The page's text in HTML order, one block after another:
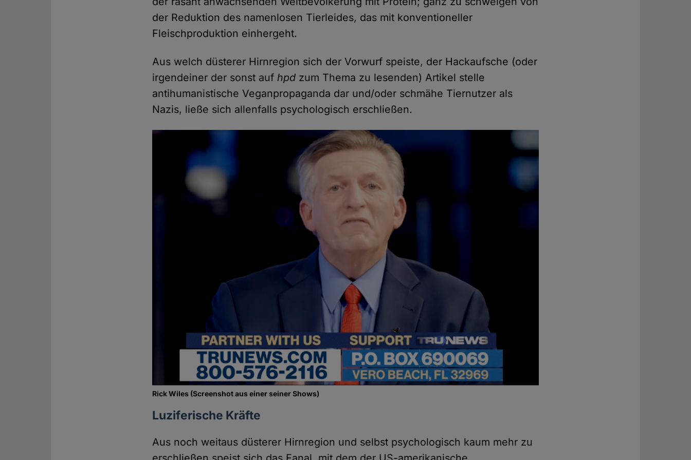
der Reduktion des namenlosen Tierleides, das mit konventioneller
Fleischproduktion einhergeht.
Aus welch düsterer Hirnregion sich der Vorwurf speiste, der Hackaufsche (oder
irgendeiner der sonst aufhpd zum Thema zu lesenden) Artikel stelle
antihumanistische Veganpropaganda dar und/oder schmähe Tiernutzer als
Nazis, ließe sich allenfalls psychologisch erschließen.
Rick Wiles (Screenshot aus einer seiner Shows)
Luziferische Kräfte
Aus noch weitaus düsterer Hirnregion und selbst psychologisch kaum mehr zu